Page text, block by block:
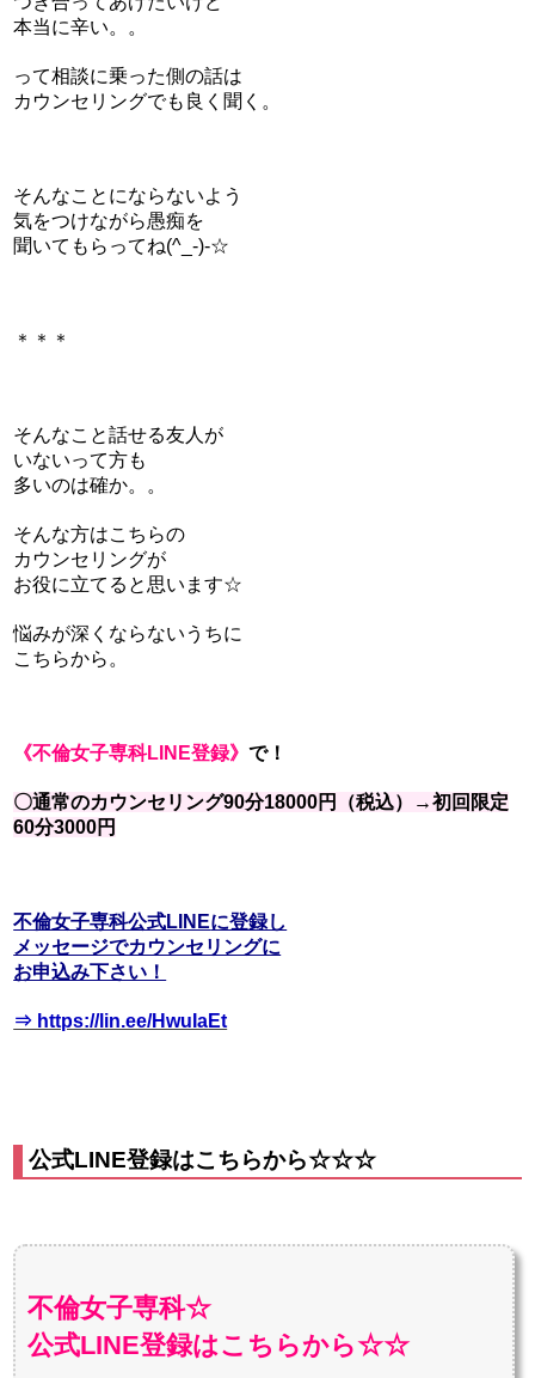
本当に辛い。。
って相談に乗った側の話は
カウンセリングでも良く聞く。
そんなことにならないよう
気をつけながら愚痴を
聞いてもらってね(^_-)-☆
＊＊＊
そんなこと話せる友人が
いないって方も
多いのは確か。。
そんな方はこちらの
カウンセリングが
お役に立てると思います☆
悩みが深くならないうちに
こちらから。
《不倫女子専科LINE登録》で！
〇通常のカウンセリング90分18000円（税込）→初回限定
60分3000円
不倫女子専科公式LINEに登録し
メッセージでカウンセリングに
お申込み下さい！
⇒ https://lin.ee/HwuIaEt
公式LINE登録はこちらから☆☆☆
不倫女子専科☆
公式LINE登録はこちらから☆☆